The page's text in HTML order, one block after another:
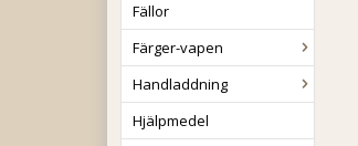
Fällor
Färger-vapen
Handladdning
Hjälpmedel